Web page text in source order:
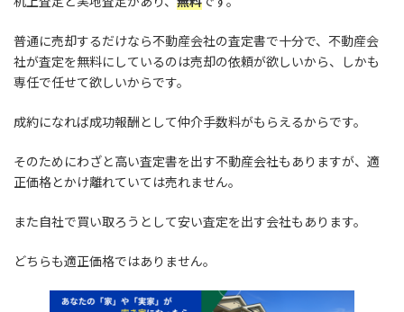
普通に売却するだけなら不動産会社の査定書で十分で、不動産会
社が査定を無料にしているのは売却の依頼が欲しいから、しかも
専任で任せて欲しいからです。
成約になれば成功報酬として仲介手数料がもらえるからです。
そのためにわざと高い査定書を出す不動産会社もありますが、適
正価格とかけ離れていては売れません。
また自社で買い取ろうとして安い査定を出す会社もあります。
どちらも適正価格ではありません。